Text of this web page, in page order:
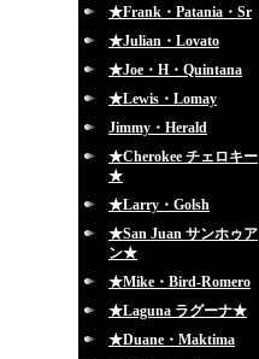
★Frank・Patania・Sr
★Julian・Lovato
★Joe・H・Quintana
★Lewis・Lomay
Jimmy・Herald
★Cherokee チェロキー
★
★Larry・Golsh
★San Juan サンホゥア
ン★
★Mike・Bird-Romero
★Laguna ラグーナ★
★Duane・Maktima